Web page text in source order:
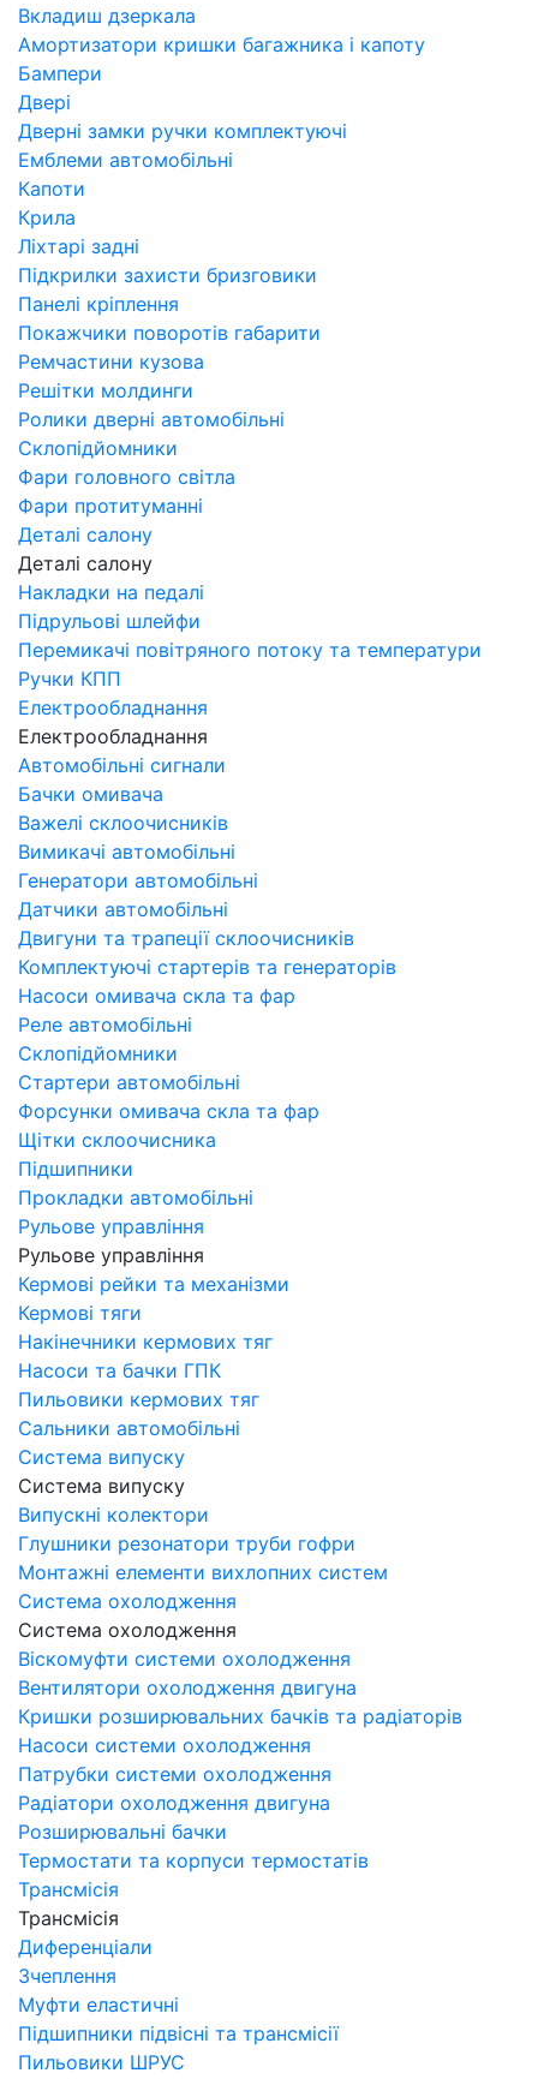
Вкладиш дзеркала
Амортизатори кришки багажника і капоту
Бампери
Двері
Дверні замки ручки комплектуючі
Емблеми автомобільні
Капоти
Крила
Ліхтарі задні
Підкрилки захисти бризговики
Панелі кріплення
Покажчики поворотів габарити
Ремчастини кузова
Решітки молдинги
Ролики дверні автомобільні
Склопідйомники
Фари головного світла
Фари протитуманні
Деталі салону
Деталі салону
Накладки на педалі
Підрульові шлейфи
Перемикачі повітряного потоку та температури
Ручки КПП
Електрообладнання
Електрообладнання
Автомобільні сигнали
Бачки омивача
Важелі склоочисників
Вимикачі автомобільні
Генератори автомобільні
Датчики автомобільні
Двигуни та трапеції склоочисників
Комплектуючі стартерів та генераторів
Насоси омивача скла та фар
Реле автомобільні
Склопідйомники
Стартери автомобільні
Форсунки омивача скла та фар
Щітки склоочисника
Підшипники
Прокладки автомобільні
Рульове управління
Рульове управління
Кермові рейки та механізми
Кермові тяги
Накінечники кермових тяг
Насоси та бачки ГПК
Пильовики кермових тяг
Сальники автомобільні
Система випуску
Система випуску
Випускні колектори
Глушники резонатори труби гофри
Монтажні елементи вихлопних систем
Система охолодження
Система охолодження
Віскомуфти системи охолодження
Вентилятори охолодження двигуна
Кришки розширювальних бачків та радіаторів
Насоси системи охолодження
Патрубки системи охолодження
Радіатори охолодження двигуна
Розширювальні бачки
Термостати та корпуси термостатів
Трансмісія
Трансмісія
Диференціали
Зчеплення
Муфти еластичні
Підшипники підвісні та трансмісії
Пильовики ШРУС